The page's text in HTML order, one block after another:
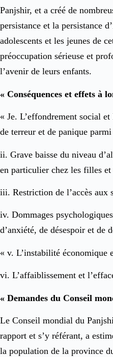
Panjshir, et a créé de
persistance et la persistance
adolescents et les jeunes de
préoccupation sérieuse et
l’avenir de leurs enfants.
« Conséquences et effets à
« Je. L’effondrement social
de terreur et de panique parmi
ii. Grave baisse du niveau
en particulier chez les filles et
iii. Restriction de l’accès aux
iv. Dommages
d’anxiété, de désespoir et de
« v. L’instabilité économique
vi. L’affaiblissement et
« Demandes du Conseil
Le Conseil mondial du
rapport et s’y référant, a
la population de la province